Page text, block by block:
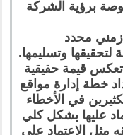
برؤية الشركة
محدد
لتحقيقها وتسليمها.
تعكس قيمة حقيقية
خطة إدارة مواقع
في الأخطاء
عليها بشكل كلي
مثل الاعتماد على